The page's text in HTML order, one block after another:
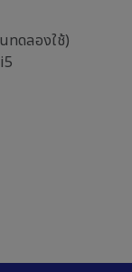
ทดลองใช้)